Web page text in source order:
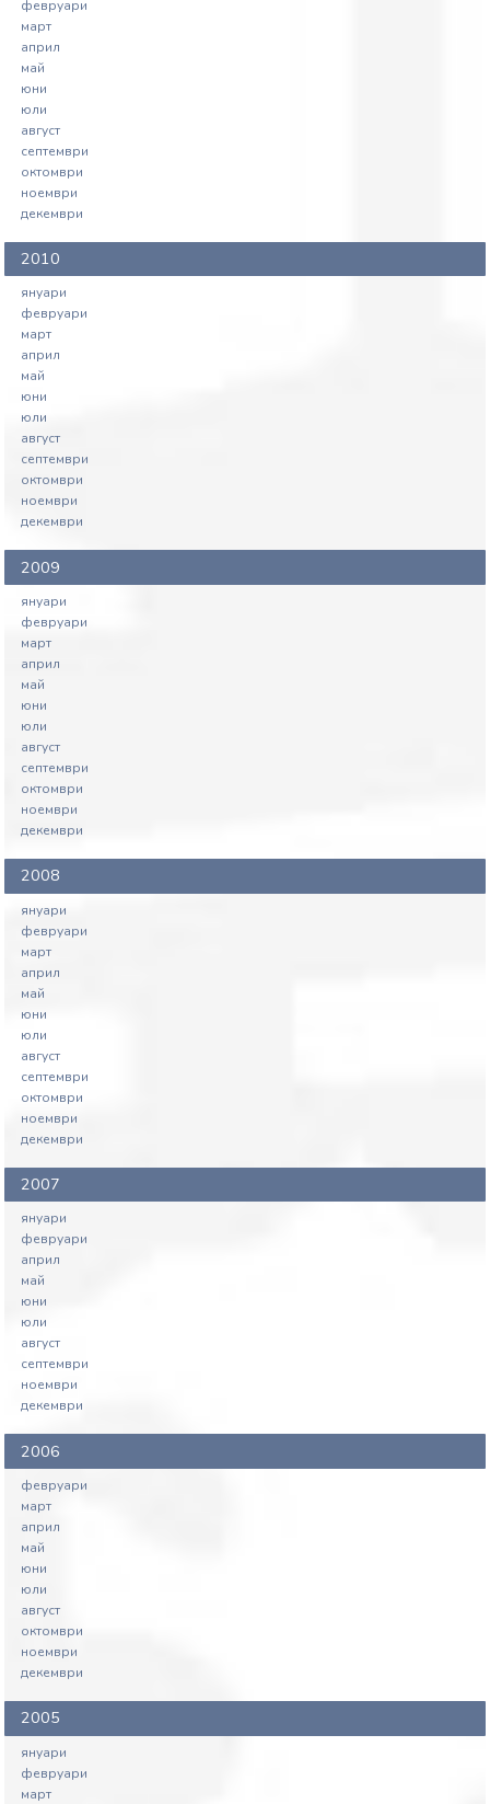
февруари
март
април
май
юни
юли
август
септември
октомври
ноември
декември
2010
януари
февруари
март
април
май
юни
юли
август
септември
октомври
ноември
декември
2009
януари
февруари
март
април
май
юни
юли
август
септември
октомври
ноември
декември
2008
януари
февруари
март
април
май
юни
юли
август
септември
октомври
ноември
декември
2007
януари
февруари
април
май
юни
юли
август
септември
ноември
декември
2006
февруари
март
април
май
юни
юли
август
октомври
ноември
декември
2005
януари
февруари
март